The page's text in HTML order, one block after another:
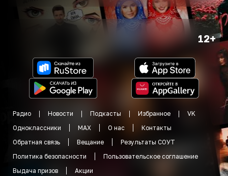
12+
Радио Новости Подкасты Избранное
VK
Одноклассники
MAX О нас
Контакты
Обратная связь
Вещание
Результаты СОУТ
Политика безопасности
Пользовательское соглашение
Выдача призов
Акции